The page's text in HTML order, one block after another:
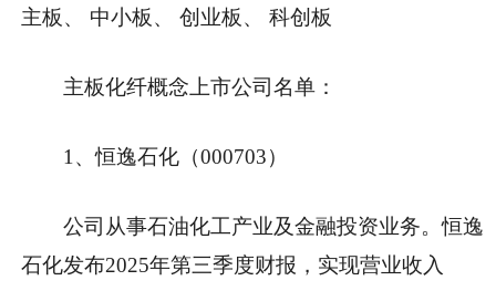
主板、 中小板、 创业板、 科创板
主板化纤概念上市公司名单：
1、恒逸石化（000703）
公司从事石油化工产业及金融投资业务。恒逸
石化发布2025年第三季度财报，实现营业收入